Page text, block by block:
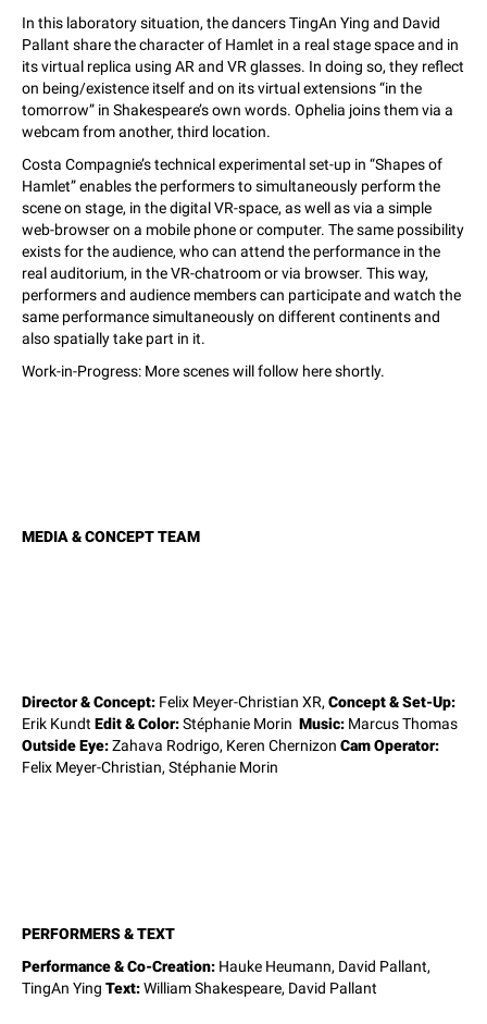
In this laboratory situation, the dancers TingAn Ying and David
Pallant share the character of Hamlet in a real stage space and in
its virtual replica using AR and VR glasses. In doing so, they reflect
on being/existence itself and on its virtual extensions “in the
tomorrow” in Shakespeare’s own words. Ophelia joins them via a
webcam from another, third location.
Costa Compagnie’s technical experimental set-up in “Shapes of
Hamlet” enables the performers to simultaneously perform the
scene on stage, in the digital VR-space, as well as via a simple
web-browser on a mobile phone or computer. The same possibility
exists for the audience, who can attend the performance in the
real auditorium, in the VR-chatroom or via browser. This way,
performers and audience members can participate and watch the
same performance simultaneously on different continents and
also spatially take part in it.
Work-in-Progress: More scenes will follow here shortly.
MEDIA & CONCEPT TEAM
Director & Concept: Felix Meyer-Christian XR, Concept & Set-Up:
Erik KundtEdit & Color:Stéphanie Morin Music: Marcus Thomas
Outside Eye:Zahava Rodrigo, Keren Chernizon Cam Operator:
Felix Meyer-Christian, Stéphanie Morin
PERFORMERS & TEXT
Performance & Co-Creation: Hauke Heumann, David Pallant,
TingAn Ying Text:William Shakespeare, David Pallant